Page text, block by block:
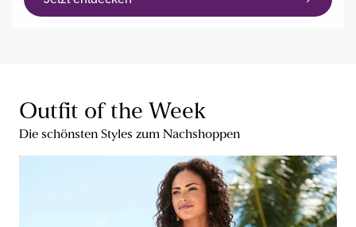
Outfit of the Week
Die schönsten Styles zum Nachshoppen